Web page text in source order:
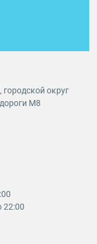
округ
М8
22:00